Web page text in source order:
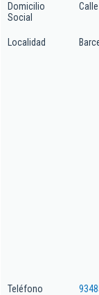
Domicilio
Social
Localidad
Teléfono